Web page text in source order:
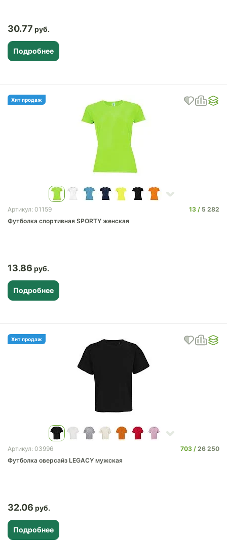
30.77
Подробнее
Хит продаж
Артикул: 01159 13
5 282
Футболка спортивная SPORTY женская
13.86
Подробнее
Хит продаж
Артикул: 03996 703
26 250
Футболка оверсайз LEGACY мужская
32.06
Подробнее